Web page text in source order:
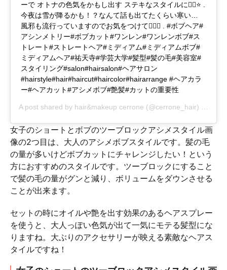
ーで オトナの色気をかもし出す ステキなスタイルに👌🏽⭐️ .
今夜は雪が降るかも！？なんて話も出てたくらい寒い…
風邪も流行っていますのでお気をつけて💁🏽‍♂️ . #ボブヘア#
アシンメトリー#ボブカット#ワンレン#ワンレンボブ#ス
トレート#ストレートヘア#ミディアム#ミディアムボブ#
ミディアムヘア#祐天寺#学芸大学#髪型#髪の毛#美容室#
スタイリング#salon#hairsalon#ヘアサロン
#hairstyle#hair#haircut#haircolor#hairarrange #ヘアカラ
ー#ヘアカット#アシメボブ#艶髪#カットの重要性
A post shared by hair&makeup cerrone (@cerrone_hair) on
女子のショートとボブのツーブロックアシメスタイル画
像の2つ目は、大人のアシメボブスタイルです。髪の毛
の量が多いけどボブカットにチャレンジしたい！という
方におすすめのスタイルです。ツーブロックにすること
で髪の毛の量がグンと減り、ボリュームをダウンさせる
ことが出来ます。
セットの時にオイルや艶を出す効果のあるヘアスプレー
を使うと、大人っぽい色気が出て一気にモテる髪型にな
りますね。大ぶりのアクセサリーが映える素敵なヘアス
タイルですね！